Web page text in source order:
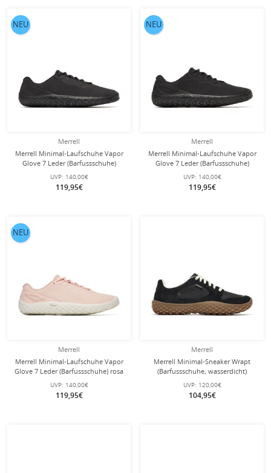
Merrell
Merrell Minimal-Laufschuhe Vapor
Glove 7 Leder (Barfussschuhe)
schwarz Herren
UVP: 140,00€
119,95€
NEU
Merrell
Merrell Minimal-Laufschuhe Vapor
Glove 7 Leder (Barfussschuhe)
schwarz Damen
UVP: 140,00€
119,95€
NEU
Merrell
Merrell Minimal-Laufschuhe Vapor
Glove 7 Leder (Barfussschuhe) rosa
Damen
UVP: 140,00€
119,95€
NEU
Merrell
Merrell Minimal-Sneaker Wrapt
(Barfussschuhe, wasserdicht)
schwarz Herren
UVP: 120,00€
104,95€